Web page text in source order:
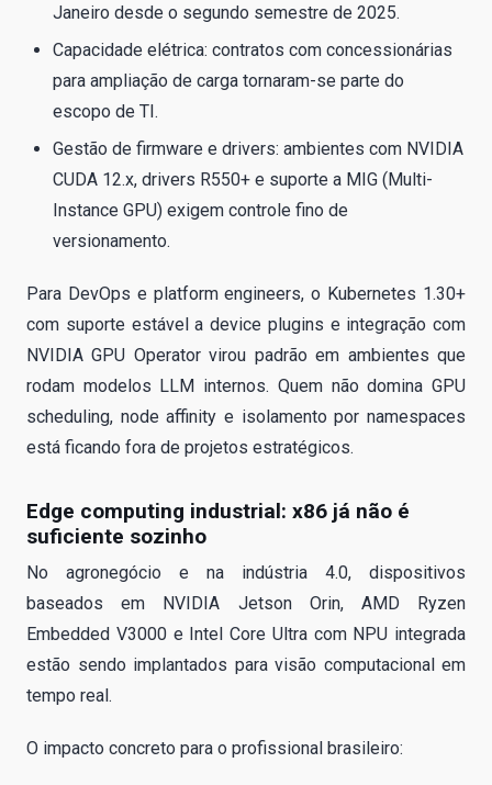
Janeiro desde o segundo semestre de 2025.
Capacidade elétrica: contratos com concessionárias
para ampliação de carga tornaram-se parte do
escopo de TI.
Gestão de firmware e drivers: ambientes com NVIDIA
CUDA 12.x, drivers R550+ e suporte a MIG (Multi-
Instance GPU) exigem controle fino de
versionamento.
Para DevOps e platform engineers, o Kubernetes 1.30+
com suporte estável a device plugins e integração com
NVIDIA GPU Operator virou padrão em ambientes que
rodam modelos LLM internos. Quem não domina GPU
scheduling, node affinity e isolamento por namespaces
está ficando fora de projetos estratégicos.
Edge computing industrial: x86 já não é
suficiente sozinho
No agronegócio e na indústria 4.0, dispositivos
baseados em NVIDIA Jetson Orin, AMD Ryzen
Embedded V3000 e Intel Core Ultra com NPU integrada
estão sendo implantados para visão computacional em
tempo real.
O impacto concreto para o profissional brasileiro: